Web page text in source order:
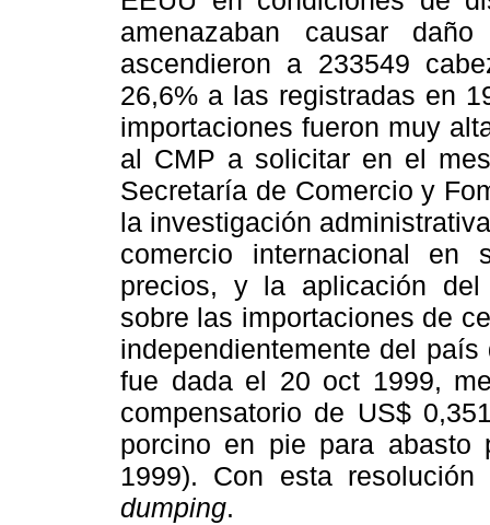
amenazaban causar
ascendieron a 233549
26,6% a las registradas en
importaciones fueron muy
al CMP a solicitar en el
Secretaría de Comercio y
la investigación
comercio internacional en
precios, y la aplicación del
sobre las importaciones de
independientemente del
fue dada el 20 oct 1999,
compensatorio de US$
porcino en pie para abasto
1999). Con esta
dumping.